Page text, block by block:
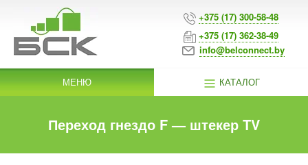
+375 (17) 300-58-48
+375 (17) 362-38-49
info@belconnect.by
МЕНЮ КАТАЛОГ
Переход гнездо F — штекер TV